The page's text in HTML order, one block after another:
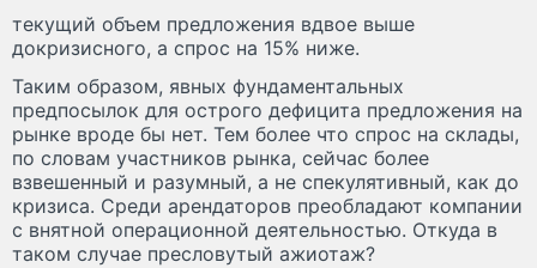
текущий объем предложения вдвое выше
докризисного, а спрос на 15% ниже.
Таким образом, явных фундаментальных
предпосылок для острого дефицита предложения на
рынке вроде бы нет. Тем более что спрос на склады,
по словам участников рынка, сейчас более
взвешенный и разумный, а не спекулятивный, как до
кризиса. Среди арендаторов преобладают компании
с внятной операционной деятельностью. Откуда в
таком случае пресловутый ажиотаж?